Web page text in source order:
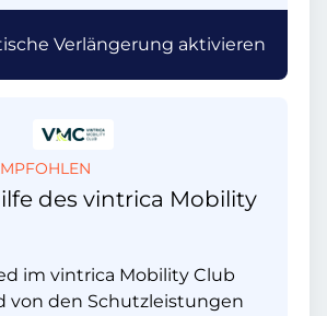
Verlängerung aktivieren
des vintrica Mobility
im vintrica Mobility Club
von den Schutzleistungen